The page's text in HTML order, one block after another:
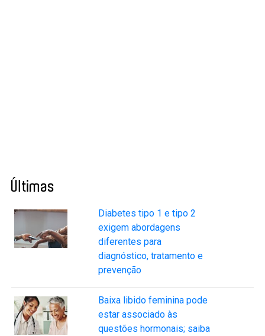
Últimas
Diabetes tipo 1 e tipo 2
exigem abordagens
diferentes para
diagnóstico, tratamento e
prevenção
Baixa libido feminina pode
estar associado às
questões hormonais; saiba